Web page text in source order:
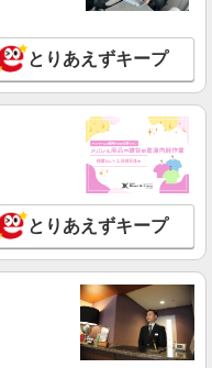
とりあえずキープ
とりあえずキープ